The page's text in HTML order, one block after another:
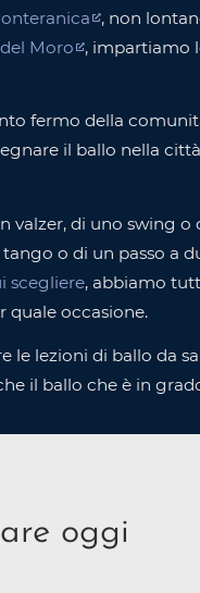
, non
Moro
, impartiamo
fermo della
il ballo nella
valzer, di uno swing o
o di un passo a
scegliere, abbiamo
quale occasione.
le lezioni di ballo da
il ballo che è in
oggi